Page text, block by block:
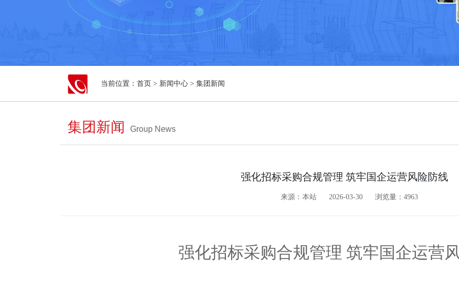
当前位置： 首页 > 新闻中心 > 集团新闻
集团新闻 Group News
强化招标采购合规管理 筑牢国企运营风险防线
来源：本站 2026-03-30 浏览量：4963
强化招标采购合规管理 筑牢国企运营